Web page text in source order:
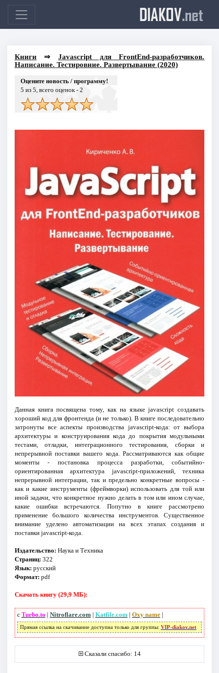
DIAKOV.net
Книги⇒ Jаvascript для FrontEnd-разработчиков.
Написание. Тестировние. Развертывание (2020)
Оцените новость / программу!
5 из 5, всего оценок - 2
Данная книга посвящена тому, как на языке jаvascript создавать
хороший код для фронтенда (и не только). В книге последовательно
затронуты все аспекты производства jаvascript-кода: от выбора
архитектуры и конструи­рования кода до покрытия модульными
тестами, отладки, интеграционного тестирования, сборки и
непрерывной поставки вашего кода. Рассматривают­ся как общие
моменты - постановка процесса разработки, событийно-
ориентированная архитектура jаvascript-приложений, техника
непрерывной ин­теграции, так и предельно конкретные вопросы -
как и какие инструменты (фреймворки) использовать для той или
иной задачи, что конкретное нужно делать в том или ином случае,
какие ошибки встречаются. Попутно в книге рассмотрено
применение большого количества инструментов. Существен­ное
внимание уделено автоматизации на всех этапах создания и
поставки jаvascript-кода.
Издательство: Наука и Техника
Страниц: 322
Язык: русский
Формат: pdf
Скачать книгу (29,9 МБ):
с Turbo.to | Nitroflare.com | Katfile.com | Oxy name|
Прямая ссылка на скачивание доступна только для группы: VIP-diakov.net
Сказали спасибо: 14